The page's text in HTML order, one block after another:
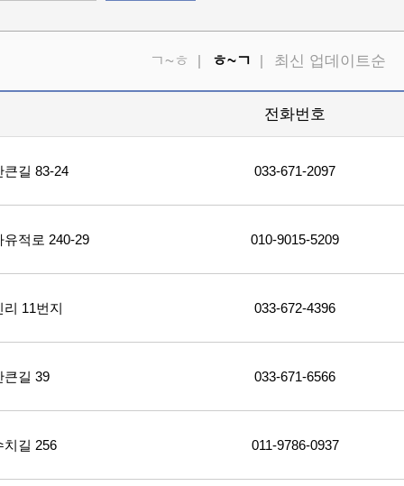
ㄱ~ㅎ ㅎ~ㄱ 최신 업데이트순
길 83-24
전화번호
033-671-2097
적로 240-29 010-9015-5209
11번지 033-672-4396
큰길 39 033-671-6566
길 256 011-9786-0937